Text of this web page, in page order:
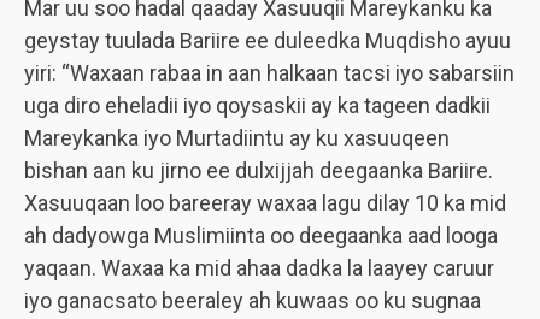
Mar uu soo hadal qaaday Xasuuqii Mareykanku ka
geystay tuulada Bariire ee duleedka Muqdisho ayuu
yiri: “Waxaan rabaa in aan halkaan tacsi iyo sabarsiin
uga diro eheladii iyo qoysaskii ay ka tageen dadkii
Mareykanka iyo Murtadiintu ay ku xasuuqeen
bishan aan ku jirno ee dulxijjah deegaanka Bariire.
Xasuuqaan loo bareeray waxaa lagu dilay 10 ka mid
ah dadyowga Muslimiinta oo deegaanka aad looga
yaqaan. Waxaa ka mid ahaa dadka la laayey caruur
iyo ganacsato beeraley ah kuwaas oo ku sugnaa